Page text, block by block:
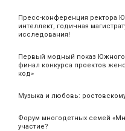
Пресс-конференция ректора
интеллект, годичная
исследования!
Первый модный показ Южного
финал конкурса проектов
код»
Музыка и любовь:
Форум многодетных семей
участие?